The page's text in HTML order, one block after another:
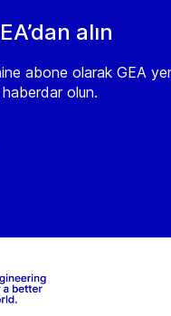
alın
abone olarak GEA
olun.